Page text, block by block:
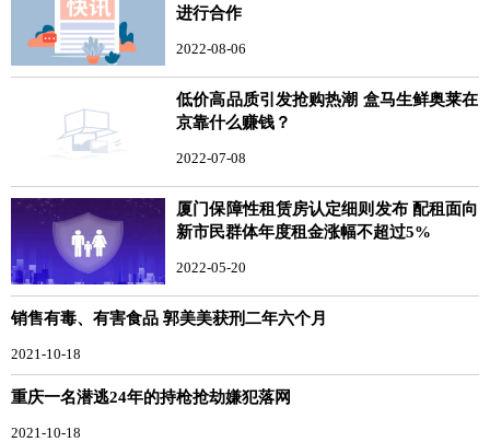
进行合作
2022-08-06
低价高品质引发抢购热潮 盒马生鲜奥莱在
京靠什么赚钱？
2022-07-08
厦门保障性租赁房认定细则发布 配租面向
新市民群体年度租金涨幅不超过5%
2022-05-20
销售有毒、有害食品 郭美美获刑二年六个月
2021-10-18
重庆一名潜逃24年的持枪抢劫嫌犯落网
2021-10-18